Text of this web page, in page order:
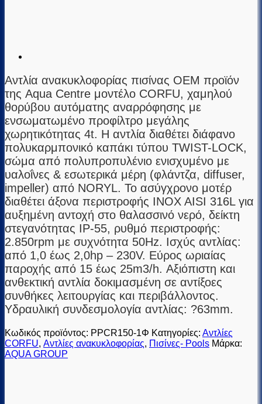
Αντλία ανακυκλοφορίας πισίνας ΟΕΜ προϊόν
της Aqua Centre μοντέλο CORFU, χαμηλού
θορύβου αυτόματης αναρρόφησης με
ενσωματωμένο προφίλτρο μεγάλης
χωρητικότητας 4t. H αντλία διαθέτει διάφανο
πολυκαρμπονικό καπάκι τύπου TWIST-LOCK,
σώμα από πολυπροπυλένιο ενισχυμένο με
υαλοΐνες & εσωτερικά μέρη (φλάντζα, diffuser,
impeller) από NORYL. Το ασύγχρονο μοτέρ
διαθέτει άξονα περιστροφής INOX AISI 316L για
αυξημένη αντοχή στο θαλασσινό νερό, δείκτη
στεγανότητας IP-55, ρυθμό περιστροφής:
2.850rpm με συχνότητα 50Hz. Ισχύς αντλίας:
από 1,0 έως 2,0hp – 230V. Εύρος ωριαίας
παροχής από 15 έως 25m3/h. Αξιόπιστη και
ανθεκτική αντλία δοκιμασμένη σε αντίξοες
συνθήκες λειτουργίας και περιβάλλοντος.
Υδραυλική συνδεσμολογία αντλίας: ?63mm.
Κωδικός προϊόντος: PPCR150-1Φ Κατηγορίες: Αντλίες
CORFU, Αντλίες ανακυκλοφορίας, Πισίνες- Pools Μάρκα:
AQUA GROUP